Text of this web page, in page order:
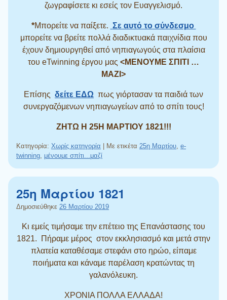
ζωγραφίσετε κι εσείς τον Ευαγγελισμό.
*Μπορείτε να παίξετε. Σε αυτό το σύνδεσμο
μπορείτε να βρείτε πολλά διαδικτυακά παιχνίδια που
έχουν δημιουργηθεί από νηπιαγωγούς στα πλαίσια
του eTwinning έργου μας <ΜΕΝΟΥΜΕ ΣΠΙΤΙ …
ΜΑΖΙ>
Επίσης δείτε ΕΔΩ πως γιόρτασαν τα παιδιά των
συνεργαζόμενων νηπιαγωγείων από το σπίτι τους!
ΖΗΤΩ Η 25Η ΜΑΡΤΙΟΥ 1821!!!
Κατηγορία: Χωρίς κατηγορία | Με ετικέτα 25η Μαρτίου e-
twinning μένουμε σπίτι...μαζί
25η Μαρτίου 1821
Δημοσιεύθηκε 26 Μαρτίου 2019
Κι εμείς τιμήσαμε την επέτειο της Επανάστασης του
1821. Πήραμε μέρος στον εκκλησιασμό και μετά στην
πλατεία καταθέσαμε στεφάνι στο ηρώο, είπαμε
ποιήματα και κάναμε παρέλαση κρατώντας τη
γαλανόλευκη.
ΧΡΟΝΙΑ ΠΟΛΛΑ ΕΛΛΑΔΑ!